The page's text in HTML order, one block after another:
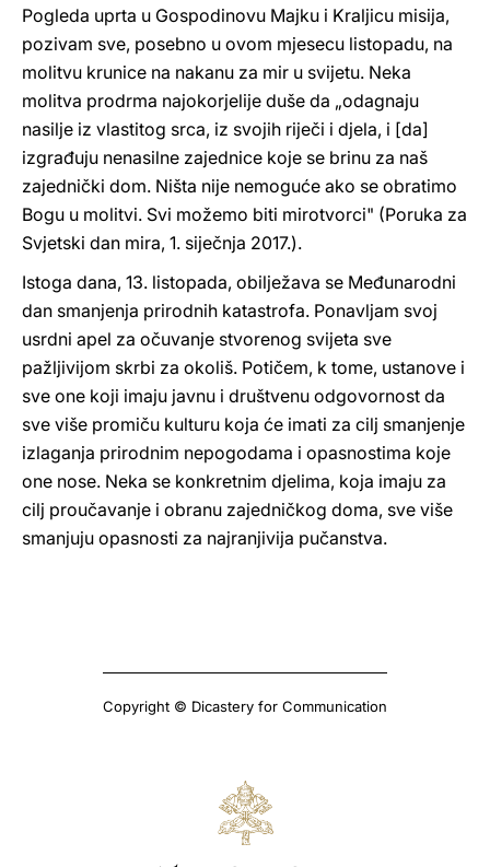
Pogleda uprta u Gospodinovu Majku i Kraljicu misija,
pozivam sve, posebno u ovom mjesecu listopadu, na
molitvu krunice na nakanu za mir u svijetu. Neka
molitva prodrma najokorjelije duše da „odagnaju
nasilje iz vlastitog srca, iz svojih riječi i djela, i [da]
izgrađuju nenasilne zajednice koje se brinu za naš
zajednički dom. Ništa nije nemoguće ako se obratimo
Bogu u molitvi. Svi možemo biti mirotvorci" (Poruka za
Svjetski dan mira, 1. siječnja 2017.).
Istoga dana, 13. listopada, obilježava se Međunarodni
dan smanjenja prirodnih katastrofa. Ponavljam svoj
usrdni apel za očuvanje stvorenog svijeta sve
pažljivijom skrbi za okoliš. Potičem, k tome, ustanove i
sve one koji imaju javnu i društvenu odgovornost da
sve više promiču kulturu koja će imati za cilj smanjenje
izlaganja prirodnim nepogodama i opasnostima koje
one nose. Neka se konkretnim djelima, koja imaju za
cilj proučavanje i obranu zajedničkog doma, sve više
smanjuju opasnosti za najranjivija pučanstva.
Copyright © Dicastery for Communication